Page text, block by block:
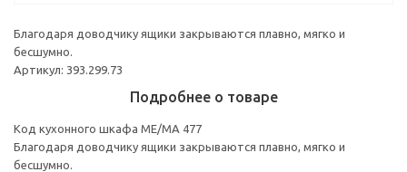
Благодаря доводчику ящики закрываются плавно, мягко и
бесшумно.
Артикул: 393.299.73
Подробнее о товаре
Код кухонного шкафа ME/MA 477
Благодаря доводчику ящики закрываются плавно, мягко и
бесшумно.